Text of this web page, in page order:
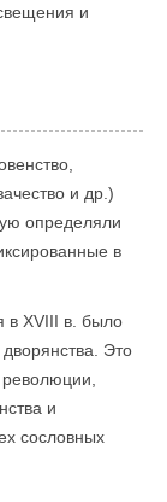
и
и др.)
определяли
в
в XVIII в. было
Это
и
сословных